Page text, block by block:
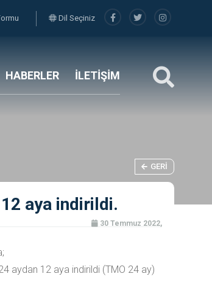
Dil Seçiniz
HABERLER İLETİŞİM
GERI
aya indirildi.
30 Temmuz 2022,
aydan 12 aya indirildi (TMO 24 ay)